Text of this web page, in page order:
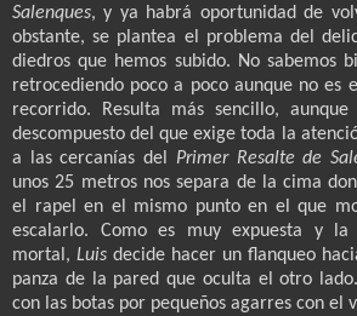
Salenques, y ya habrá oportunidad de
obstante, se plantea el problema del
diedros que hemos subido. No sabemos
retrocediendo poco a poco aunque no es
recorrido. Resulta más sencillo,
descompuesto del que exige toda la
a las cercanías del Primer Resalte de
unos 25 metros nos separa de la cima
el rapel en el mismo punto en el que
escalarlo. Como es muy expuesta y la
mortal, Luis decide hacer un flanqueo
panza de la pared que oculta el otro
con las botas por pequeños agarres con el